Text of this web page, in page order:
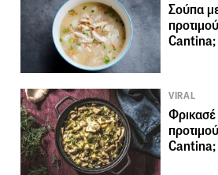
Σούπα
Cantina;
VIRAL
Φρικασέ
Cantina;